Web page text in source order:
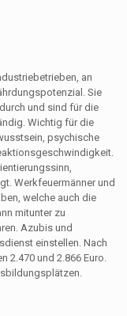
an
Sie
und sind für die
Wichtig für die
psychische
Werkfeuermänner und
welche auch die
mitunter zu
Azubis und
einstellen. Nach
2.470 und 2.866 Euro.